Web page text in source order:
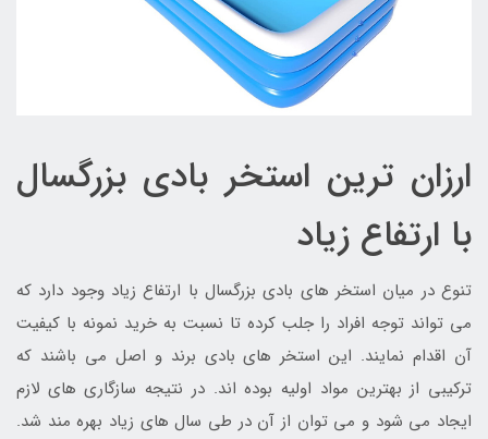
ارزان ترین استخر بادی بزرگسال
با ارتفاع زیاد
تنوع در میان استخر های بادی بزرگسال با ارتفاع زیاد وجود دارد که
می تواند توجه افراد را جلب کرده تا نسبت به خرید نمونه با کیفیت
آن اقدام نمایند. این استخر های بادی برند و اصل می باشند که
ترکیبی از بهترین مواد اولیه بوده اند. در نتیجه سازگاری های لازم
ایجاد می شود و می توان از آن در طی سال های زیاد بهره مند شد.